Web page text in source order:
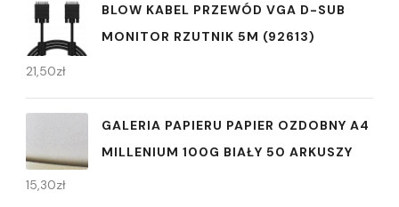
BLOW KABEL PRZEWÓD VGA D-SUB
MONITOR RZUTNIK 5M (92613)
21,50zł
GALERIA PAPIERU PAPIER OZDOBNY A4
MILLENIUM 100G BIAŁY 50 ARKUSZY
15,30zł